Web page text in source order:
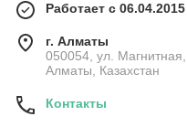
Работает с 06.04.2015
г. Алматы
050054, ул.
Алматы, Казахстан
Контакты